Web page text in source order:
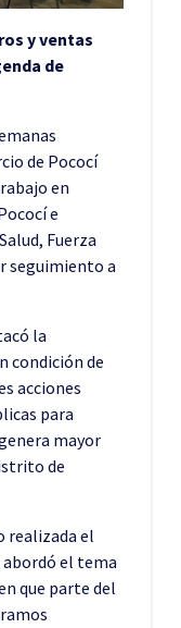
y ventas
de
de Pococí
en
e
Fuerza
seguimiento a
la
condición de
acciones
para
mayor
de
realizada el
abordó el tema
que parte del